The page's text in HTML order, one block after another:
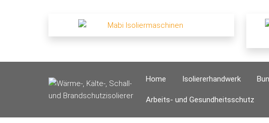
Home Isoliererhandwerk
Arbeits- und Gesundheitsschutz